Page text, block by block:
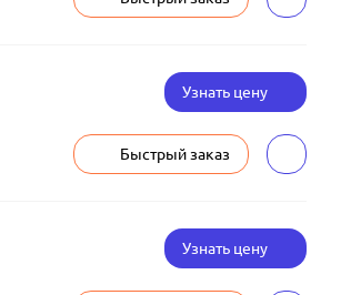
Узнать цену
Быстрый заказ
Узнать цену